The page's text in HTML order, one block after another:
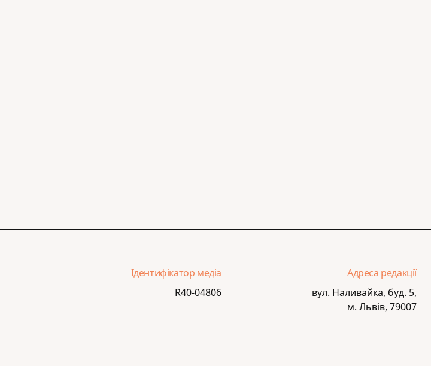
Ідентифікатор медіа
R40-04806
Адреса редакції
вул. Наливайка, буд. 5,
м. Львів, 79007